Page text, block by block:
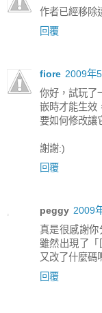
作者已經移除
回覆
fiore 2009年
你好，試玩了
嵌時才能生效
要如何修改讓
謝謝:)
回覆
peggy 2009
真是很感謝你
雖然出現了
又改了什麼碼
回覆